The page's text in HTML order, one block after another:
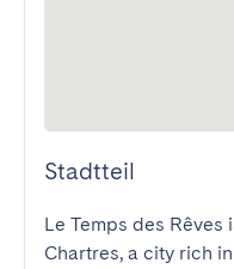
Stadtteil
Le Temps des
Chartres, a city rich